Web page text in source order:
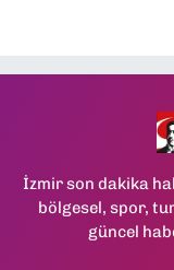
İzmir son dakika
bölgesel, spor,
güncel